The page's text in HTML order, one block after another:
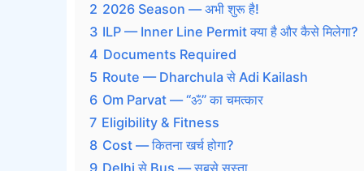
2 2026 Season — अभी शुरू है!
3 ILP — Inner Line Permit क्या है और कैसे मिलेगा?
4 Documents Required
5 Route — Dharchula से Adi Kailash
6 Om Parvat — “ॐ” का चमत्कार
7 Eligibility & Fitness
8 Cost — कितना खर्च होगा?
9 Delhi से Bus — सबसे सस्ता